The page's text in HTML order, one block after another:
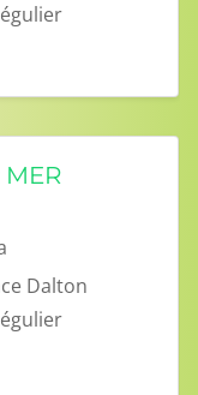
Dalton